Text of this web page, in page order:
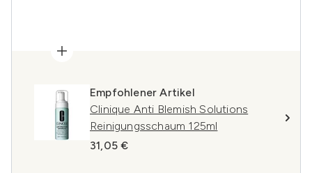
Empfohlener Artikel
Clinique Anti Blemish Solutions
Reinigungsschaum 125ml
31,05 €